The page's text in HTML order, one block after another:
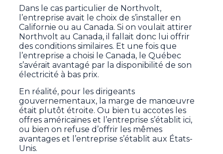
Dans le cas particulier de Northvolt,
l’entreprise avait le choix de s’installer en
Californie ou au Canada. Si on voulait attirer
Northvolt au Canada, il fallait donc lui offrir
des conditions similaires. Et une fois que
l’entreprise a choisi le Canada, le Québec
s’avérait avantagé par la disponibilité de son
électricité à bas prix.
En réalité, pour les dirigeants
gouvernementaux, la marge de manœuvre
était plutôt étroite. Ou bien tu accotes les
offres américaines et l’entreprise s’établit ici,
ou bien on refuse d’offrir les mêmes
avantages et l’entreprise s’établit aux États-
Unis.